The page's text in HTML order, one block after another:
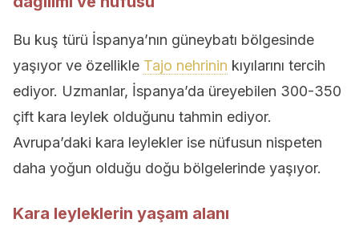
Bu kuş türü İspanya’nın güneybatı bölgesinde
yaşıyor ve özellikle Tajo nehrinin kıyılarını tercih
ediyor. Uzmanlar, İspanya’da üreyebilen 300-350
çift kara leylek olduğunu tahmin ediyor.
Avrupa’daki kara leylekler ise nüfusun nispeten
daha yoğun olduğu doğu bölgelerinde yaşıyor.
Kara leyleklerin yaşam alanı